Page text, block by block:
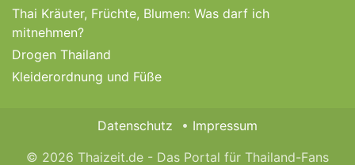
Thai Kräuter, Früchte, Blumen: Was darf ich
mitnehmen?
Drogen Thailand
Kleiderordnung und Füße
Datenschutz
Impressum
© 2026 Thaizeit.de - Das Portal für Thailand-Fans